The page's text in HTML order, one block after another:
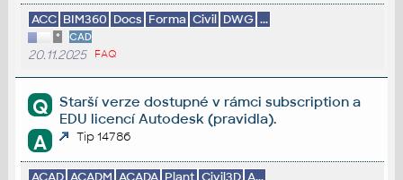
ACC BIM360 Docs Forma Civil DWG ...
* CAD
20.11.2025 FAQ
Q
Starší verze dostupné v rámci subscription a
EDU licencí Autodesk (pravidla).
A Tip 14786
ACAD ACADM ACADA Plant Civil3D A...